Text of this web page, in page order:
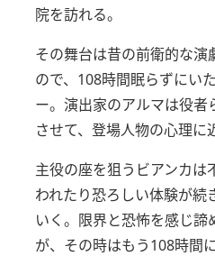
院を訪れる。
その舞台は昔の前衛的な演
ので、108時間眠らずにい
ー。 演出家のアルマは役者
させて、登場人物の心理に
主役の座を狙うビアンカは
われたり恐ろしい体験が続
いく。 限界と恐怖を感じ諦
が、その時はもう108時間